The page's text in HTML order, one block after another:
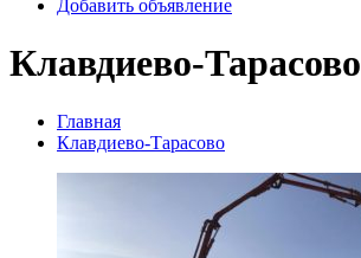
Добавить объявление
Клавдиево-Тарасово
Главная
Клавдиево-Тарасово